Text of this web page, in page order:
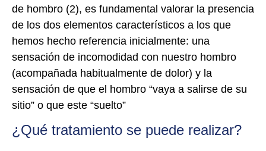
de hombro (2), es fundamental valorar la presencia
de los dos elementos característicos a los que
hemos hecho referencia inicialmente: una
sensación de incomodidad con nuestro hombro
(acompañada habitualmente de dolor) y la
sensación de que el hombro “vaya a salirse de su
sitio” o que este “suelto”
¿Qué tratamiento se puede realizar?